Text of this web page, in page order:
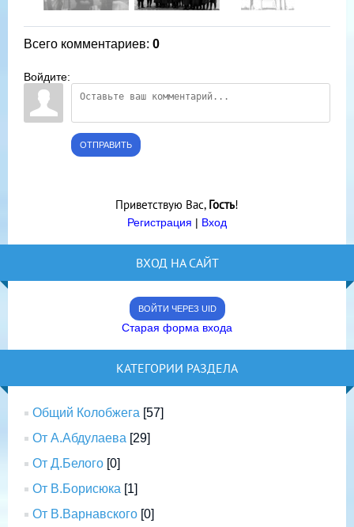
Всего комментариев: 0
Войдите:
ОТПРАВИТЬ
Приветствую Вас, Гость!
Регистрация | Вход
ВХОД НА САЙТ
ВОЙТИ ЧЕРЕЗ UID
Старая форма входа
КАТЕГОРИИ РАЗДЕЛА
Общий Колобжега [57]
От А.Абдулаева [29]
От Д.Белого [0]
От В.Борисюка [1]
От В.Варнавского [0]